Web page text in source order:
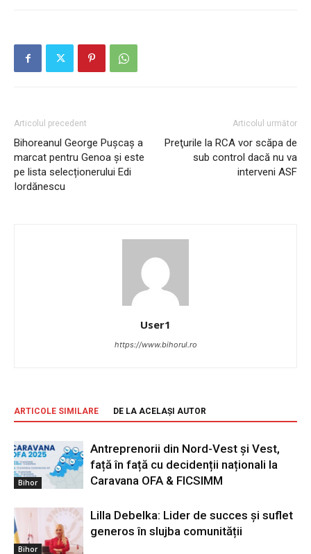
Articolul precedent
Bihoreanul George Pușcaș a
marcat pentru Genoa și este
pe lista selecționerului Edi
Iordănescu
Articolul următor
Preţurile la RCA vor scăpa de
sub control dacă nu va
interveni ASF
User1
https://www.bihorul.ro
ARTICOLE SIMILARE DE LA ACELAȘI AUTOR
Bihor
Antreprenorii din Nord-Vest și Vest,
față în față cu decidenții naționali la
Caravana OFA & FICSIMM
Bihor
Lilla Debelka: Lider de succes și suflet
generos în slujba comunității